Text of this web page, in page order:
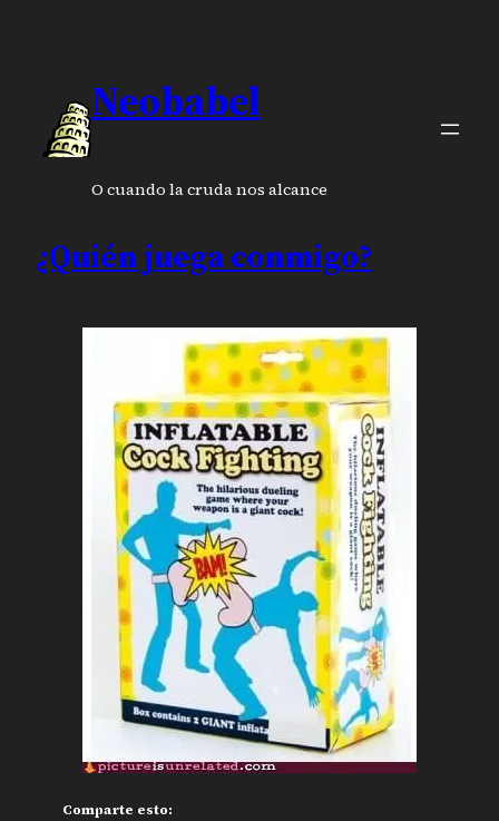
Neobabel
O cuando la cruda nos alcance
¿Quién juega conmigo?
Comparte esto: